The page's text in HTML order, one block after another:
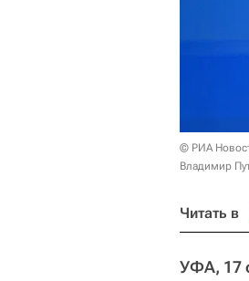
© РИА
Владимир
Читать в
УФА, 17